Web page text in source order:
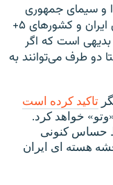
و سيمای جمهوری
اسلامی،حميد بعيدی نژاد با اشاره به تلاش ايران و کشورهای ۵+
بديهی است که اگر
طرف می‌توانند به
تاکيد کرده است
خواهد کرد.
حساس کنونی
هسته ای ايران